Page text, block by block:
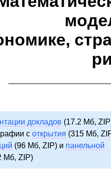
докладов (17.2 Мб,
соткрытия (315 Мб,
(96 Мб, ZIP) и панельной
Мб, ZIP)